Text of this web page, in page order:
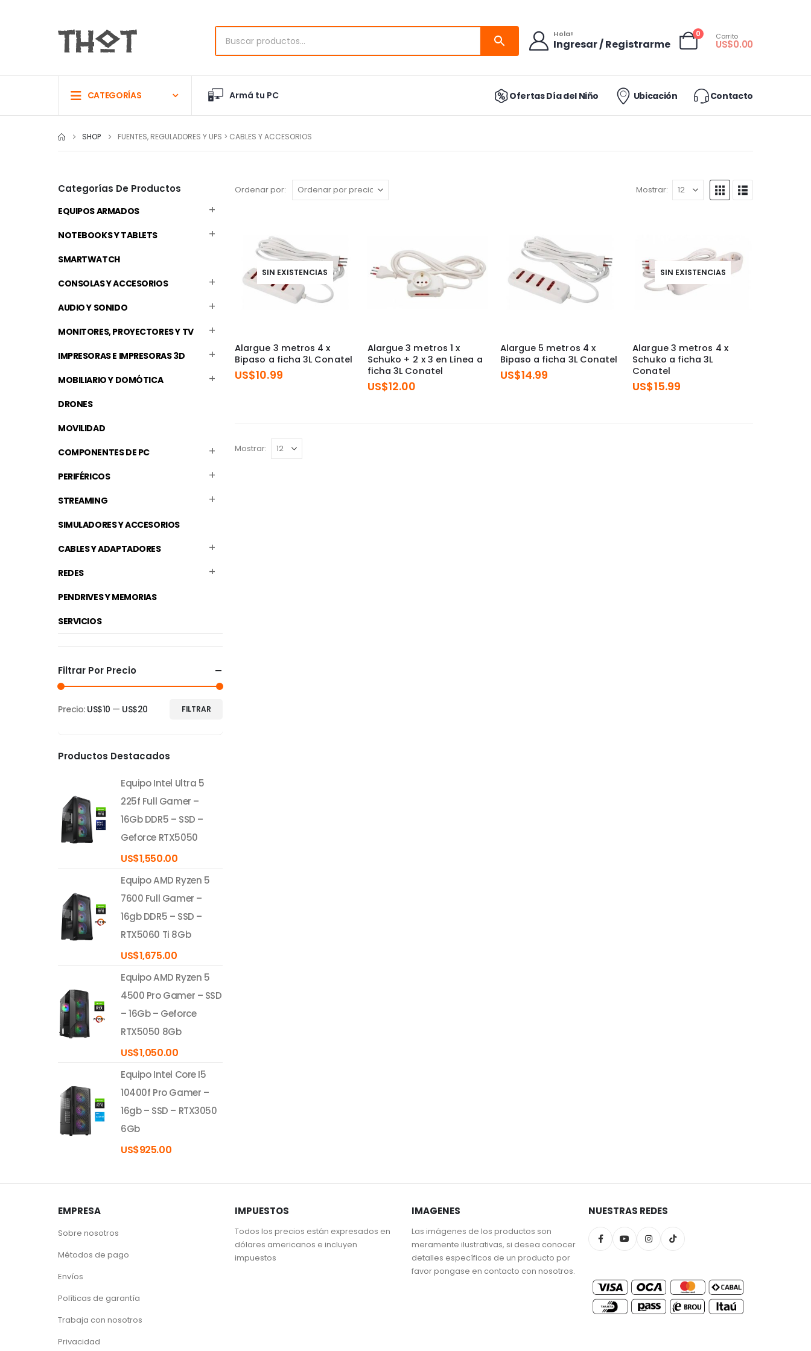
Hola!
Ingresar / Registrarme
0 Carrito
US$0.00
CATEGORÍAS Armá tu PC Ofertas Día del Niño Ubicación Contacto
SHOP FUENTES, REGULADORES Y UPS > CABLES Y ACCESORIOS
Ordenar por: Mostrar:
SIN EXISTENCIAS
Alargue 3 metros 4 x
Bipaso a ficha 3L Conatel
US$10.99
Alargue 3 metros 1 x
Schuko + 2 x 3 en Línea a
ficha 3L Conatel
US$12.00
Alargue 5 metros 4 x
Bipaso a ficha 3L Conatel
US$14.99
SIN EXISTENCIAS
Alargue 3 metros 4 x
Schuko a ficha 3L
Conatel
US$15.99
Mostrar:
Categorías De Productos
EQUIPOS ARMADOS
NOTEBOOKS Y TABLETS
SMARTWATCH
CONSOLAS Y ACCESORIOS
AUDIO Y SONIDO
MONITORES, PROYECTORES Y TV
IMPRESORAS E IMPRESORAS 3D
MOBILIARIO Y DOMÓTICA
DRONES
MOVILIDAD
COMPONENTES DE PC
PERIFÉRICOS
STREAMING
SIMULADORES Y ACCESORIOS
CABLES Y ADAPTADORES
REDES
PENDRIVES Y MEMORIAS
SERVICIOS
Filtrar Por Precio
mínimo
máximo
FILTRAR
Precio: US$10 — US$20
Productos Destacados
Equipo Intel Ultra 5
225f Full Gamer –
16Gb DDR5 – SSD –
Geforce RTX5050
US$1,550.00
Equipo AMD Ryzen 5
7600 Full Gamer –
16gb DDR5 – SSD –
RTX5060 Ti 8Gb
US$1,675.00
Equipo AMD Ryzen 5
4500 Pro Gamer – SSD
– 16Gb – Geforce
RTX5050 8Gb
US$1,050.00
Equipo Intel Core I5
10400f Pro Gamer –
16gb – SSD – RTX3050
6Gb
US$925.00
EMPRESA
Sobre nosotros
Métodos de pago
Envíos
Políticas de garantía
Trabaja con nosotros
Privacidad
IMPUESTOS
Todos los precios están expresados en
dólares americanos e incluyen
impuestos
IMAGENES
Las imágenes de los productos son
meramente ilustrativas, si desea conocer
detalles específicos de un producto por
favor pongase en contacto con nosotros.
NUESTRAS REDES